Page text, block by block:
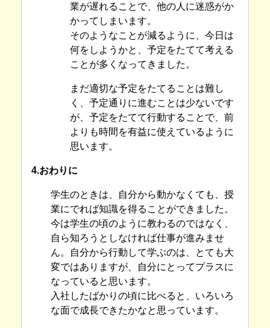
業が遅れることで、他の人に迷惑がか
かってしまいます。
そのようなことが減るように、今日は
何をしようかと、予定をたてて考える
ことが多くなってきました。
まだ適切な予定をたてることは難し
く、予定通りに進むことは少ないです
が、予定をたてて行動することで、前
よりも時間を有益に使えているように
思います。
4.おわりに
学生のときは、自分から動かなくても、授
業にでれば知識を得ることができました。
今は学生の頃のように教わるのではなく、
自ら知ろうとしなければ仕事が進みませ
ん。自分から行動して学ぶのは、とても大
変ではありますが、自分にとってプラスに
なっていると思います。
入社したばかりの頃に比べると、いろいろ
な面で成長できたかなと思っています。